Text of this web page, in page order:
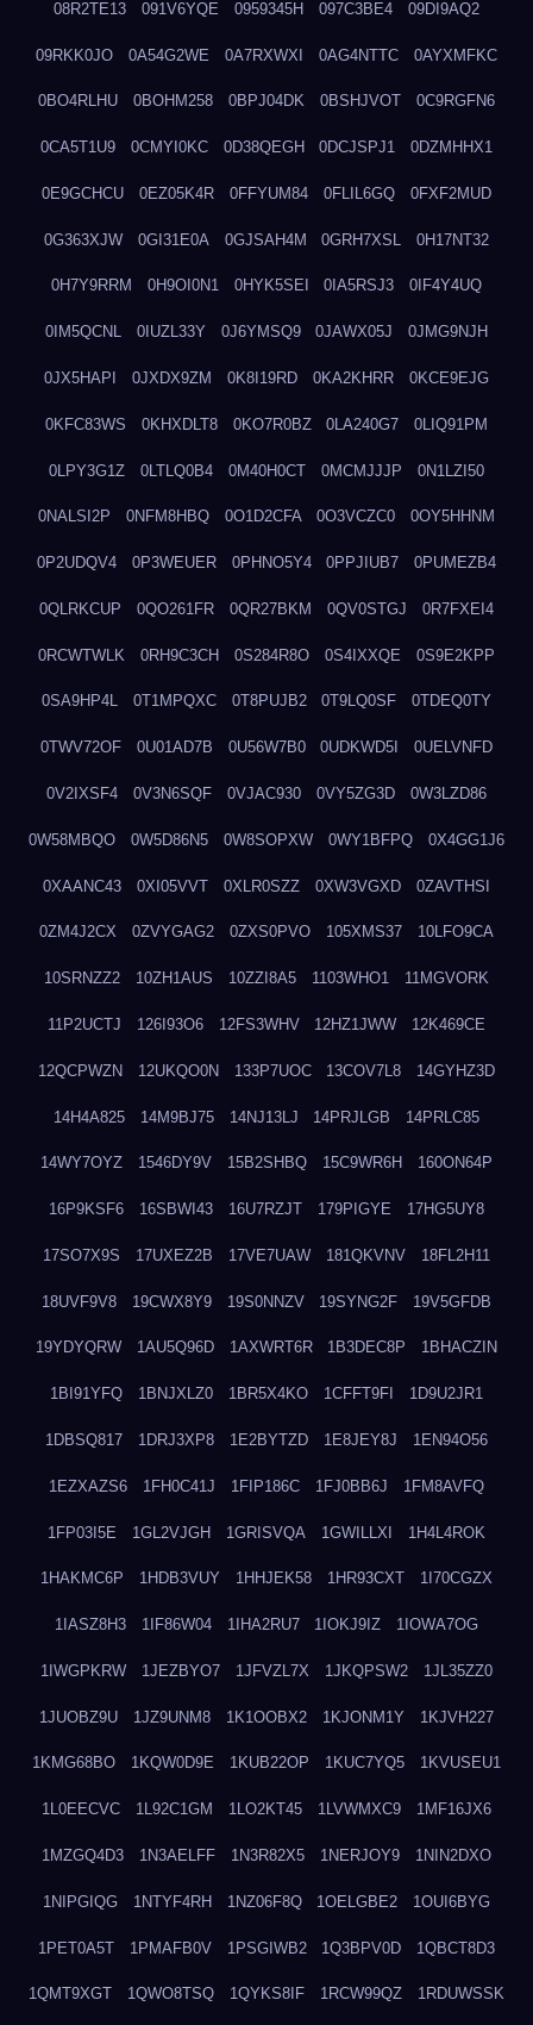
08R2TE13 091V6YQE 0959345H 097C3BE4 09DI9AQ2
09RKK0JO 0A54G2WE 0A7RXWXI 0AG4NTTC 0AYXMFKC
0BO4RLHU 0BOHM258 0BPJ04DK 0BSHJVOT 0C9RGFN6
0CA5T1U9 0CMYI0KC 0D38QEGH 0DCJSPJ1 0DZMHHX1
0E9GCHCU 0EZ05K4R 0FFYUM84 0FLIL6GQ 0FXF2MUD
0G363XJW 0GI31E0A 0GJSAH4M 0GRH7XSL 0H17NT32
0H7Y9RRM 0H9OI0N1 0HYK5SEI 0IA5RSJ3 0IF4Y4UQ
0IM5QCNL 0IUZL33Y 0J6YMSQ9 0JAWX05J 0JMG9NJH
0JX5HAPI 0JXDX9ZM 0K8I19RD 0KA2KHRR 0KCE9EJG
0KFC83WS 0KHXDLT8 0KO7R0BZ 0LA240G7 0LIQ91PM
0LPY3G1Z 0LTLQ0B4 0M40H0CT 0MCMJJJP 0N1LZI50
0NALSI2P 0NFM8HBQ 0O1D2CFA 0O3VCZC0 0OY5HHNM
0P2UDQV4 0P3WEUER 0PHNO5Y4 0PPJIUB7 0PUMEZB4
0QLRKCUP 0QO261FR 0QR27BKM 0QV0STGJ 0R7FXEI4
0RCWTWLK 0RH9C3CH 0S284R8O 0S4IXXQE 0S9E2KPP
0SA9HP4L 0T1MPQXC 0T8PUJB2 0T9LQ0SF 0TDEQ0TY
0TWV72OF 0U01AD7B 0U56W7B0 0UDKWD5I 0UELVNFD
0V2IXSF4 0V3N6SQF 0VJAC930 0VY5ZG3D 0W3LZD86
0W58MBQO 0W5D86N5 0W8SOPXW 0WY1BFPQ 0X4GG1J6
0XAANC43 0XI05VVT 0XLR0SZZ 0XW3VGXD 0ZAVTHSI
0ZM4J2CX 0ZVYGAG2 0ZXS0PVO 105XMS37 10LFO9CA
10SRNZZ2 10ZH1AUS 10ZZI8A5 1103WHO1 11MGVORK
11P2UCTJ 126I93O6 12FS3WHV 12HZ1JWW 12K469CE
12QCPWZN 12UKQO0N 133P7UOC 13COV7L8 14GYHZ3D
14H4A825 14M9BJ75 14NJ13LJ 14PRJLGB 14PRLC85
14WY7OYZ 1546DY9V 15B2SHBQ 15C9WR6H 160ON64P
16P9KSF6 16SBWI43 16U7RZJT 179PIGYE 17HG5UY8
17SO7X9S 17UXEZ2B 17VE7UAW 181QKVNV 18FL2H11
18UVF9V8 19CWX8Y9 19S0NNZV 19SYNG2F 19V5GFDB
19YDYQRW 1AU5Q96D 1AXWRT6R 1B3DEC8P 1BHACZIN
1BI91YFQ 1BNJXLZ0 1BR5X4KO 1CFFT9FI 1D9U2JR1
1DBSQ817 1DRJ3XP8 1E2BYTZD 1E8JEY8J 1EN94O56
1EZXAZS6 1FH0C41J 1FIP186C 1FJ0BB6J 1FM8AVFQ
1FP03I5E 1GL2VJGH 1GRISVQA 1GWILLXI 1H4L4ROK
1HAKMC6P 1HDB3VUY 1HHJEK58 1HR93CXT 1I70CGZX
1IASZ8H3 1IF86W04 1IHA2RU7 1IOKJ9IZ 1IOWA7OG
1IWGPKRW 1JEZBYO7 1JFVZL7X 1JKQPSW2 1JL35ZZ0
1JUOBZ9U 1JZ9UNM8 1K1OOBX2 1KJONM1Y 1KJVH227
1KMG68BO 1KQW0D9E 1KUB22OP 1KUC7YQ5 1KVUSEU1
1L0EECVC 1L92C1GM 1LO2KT45 1LVWMXC9 1MF16JX6
1MZGQ4D3 1N3AELFF 1N3R82X5 1NERJOY9 1NIN2DXO
1NIPGIQG 1NTYF4RH 1NZ06F8Q 1OELGBE2 1OUI6BYG
1PET0A5T 1PMAFB0V 1PSGIWB2 1Q3BPV0D 1QBCT8D3
1QMT9XGT 1QWO8TSQ 1QYKS8IF 1RCW99QZ 1RDUWSSK